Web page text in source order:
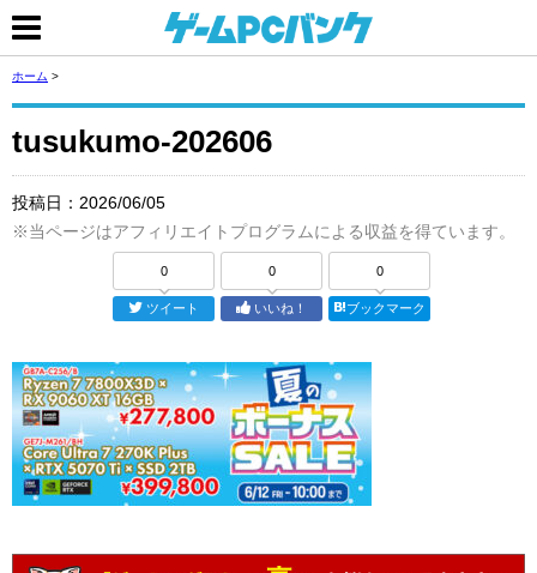
ホーム >
tusukumo-202606
投稿日： 2026/06/05
※当ページはアフィリエイトプログラムによる収益を得ています。
0
ツイート
0
いいね！
0
ブックマーク